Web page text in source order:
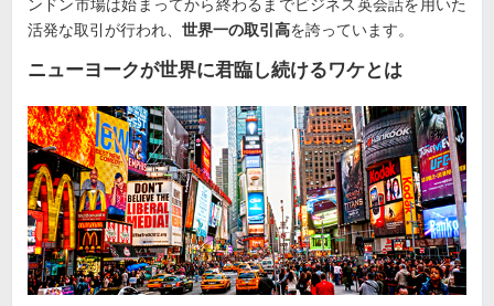
活発な取引が行われ、 世界一の取引高を誇っています。
ニューヨークが世界に君臨し続けるワケとは